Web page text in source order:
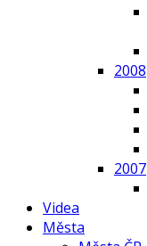
2008
2007
Videa
Města